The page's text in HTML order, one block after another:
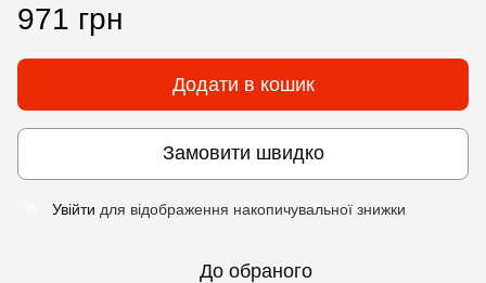
971 грн
Додати в кошик
Замовити швидко
Увійти для відображення накопичувальної знижки
До обраного